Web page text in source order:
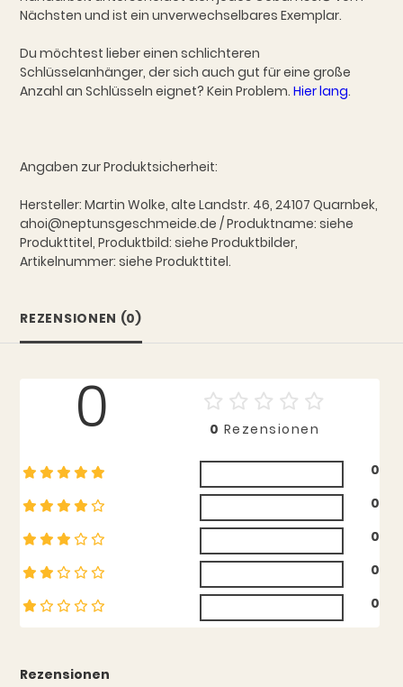
Nächsten und ist ein unverwechselbares Exemplar.
Du möchtest lieber einen schlichteren
Schlüsselanhänger, der sich auch gut für eine große
Anzahl an Schlüsseln eignet? Kein Problem.Hier lang.
Angaben zur Produktsicherheit:
Hersteller: Martin Wolke, alte Landstr. 46, 24107 Quarnbek,
ahoi@neptunsgeschmeide.de / Produktname: siehe
Produkttitel, Produktbild: siehe Produktbilder,
Artikelnummer: siehe Produkttitel.
REZENSIONEN (0)
Rezensionen
0 0 Rezensionen
0
0
0
0
0